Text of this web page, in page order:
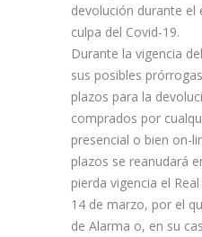
devolución durante
culpa del Covid-19.
Durante la vigencia
sus posibles
plazos para la
comprados por
presencial o bien on-
plazos se reanudará
pierda vigencia el
14 de marzo, por el
de Alarma o, en su